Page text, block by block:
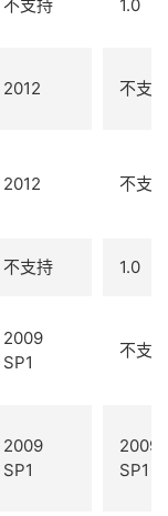
不支持 1.0
2012 不支持
2012 不支持
不支持 1.0
2009
SP1
不支持
2009
SP1
2009
SP1